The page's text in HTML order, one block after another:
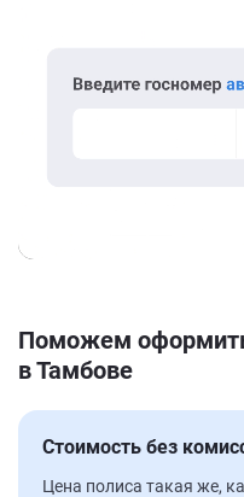
Поможем
в Тамбове
Стоимость без
Цена полиса такая же,